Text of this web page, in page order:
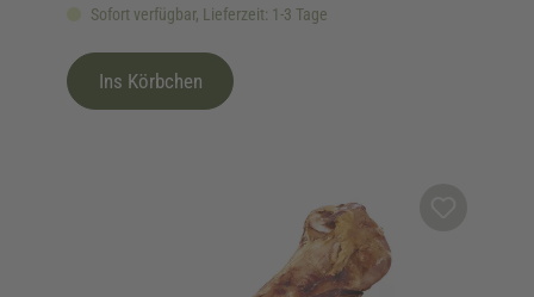
Sofort verfügbar, Lieferzeit: 1-3 Tage
Ins Körbchen